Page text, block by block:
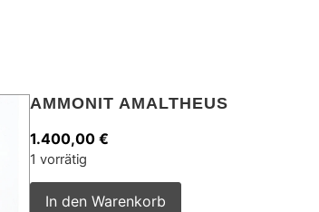
AMMONIT AMALTHEUS
1.400,00 €
1 vorrätig
In den Warenkorb